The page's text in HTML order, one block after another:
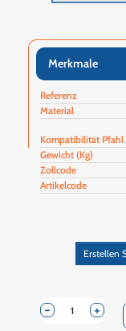
Merkmale
Referenz
Material
Kompatibilität Pfahl
Gewicht (Kg)
Zollcode
Artikelcode
Erstellen
+
-